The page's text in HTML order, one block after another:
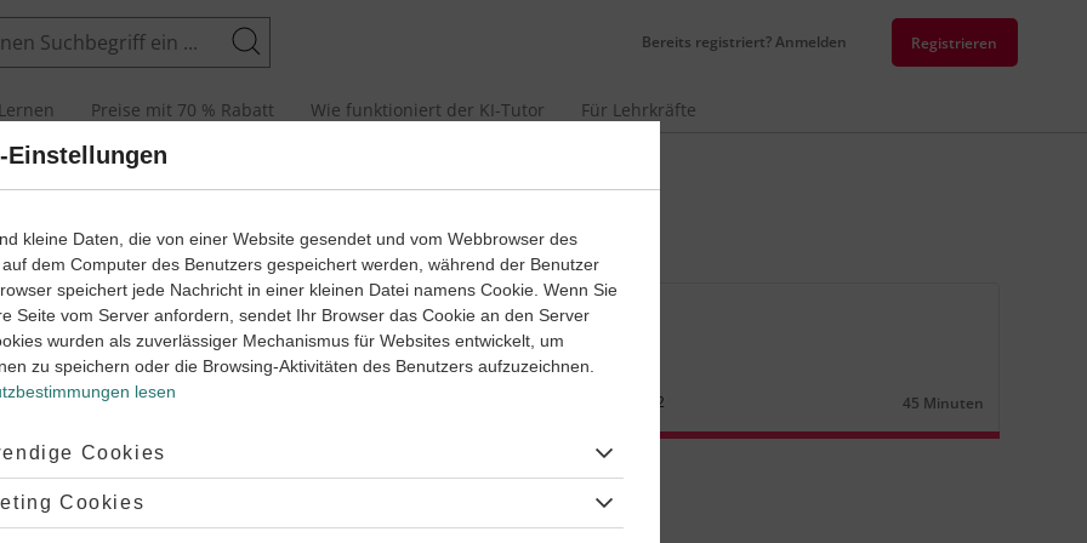
Bereits registriert? Anmelden Registrieren
Suchen
Preise mit 70 % Rabatt Wie funktioniert der KI-Tutor Für Lehrkräfte
und Abiturprüfungen
(1)
Lernjahr2
Klassenarbeit
Präpositionen (2)
2
Dauer:
45 Minuten
Einstellungen
kleine Daten, die von einer Website gesendet und vom Webbrowser des
dem Computer des Benutzers gespeichert werden, während der Benutzer
speichert jede Nachricht in einer kleinen Datei namens Cookie. Wenn Sie
Seite vom Server anfordern, sendet Ihr Browser das Cookie an den Server
wurden als zuverlässiger Mechanismus für Websites entwickelt, um
zu speichern oder die Browsing-Aktivitäten des Benutzers aufzuzeichnen.
lesen
Cookies
Cookies